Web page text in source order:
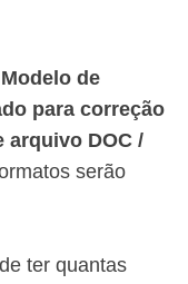
de
para correção
arquivo DOC /
serão
ter quantas